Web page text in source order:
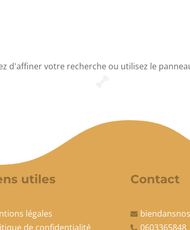
d'affiner votre recherche ou utilisez le
utiles
légales
de confidentialité
Contact

 0603365848